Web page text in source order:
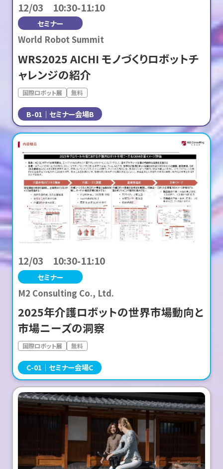
B-01 セミナー会場B
12/03 10:30-11:10
セミナー
World Robot Summit
WRS2025 AICHI モノづくりロボットチ
ャレンジの紹介
国際ロボット展 無料
C-01 セミナー会場C
12/03 10:30-11:10
セミナー
M2 Consulting Co., Ltd.
2025年介護ロボットの世界市場動向と
市場ニーズの洞察
国際ロボット展 無料